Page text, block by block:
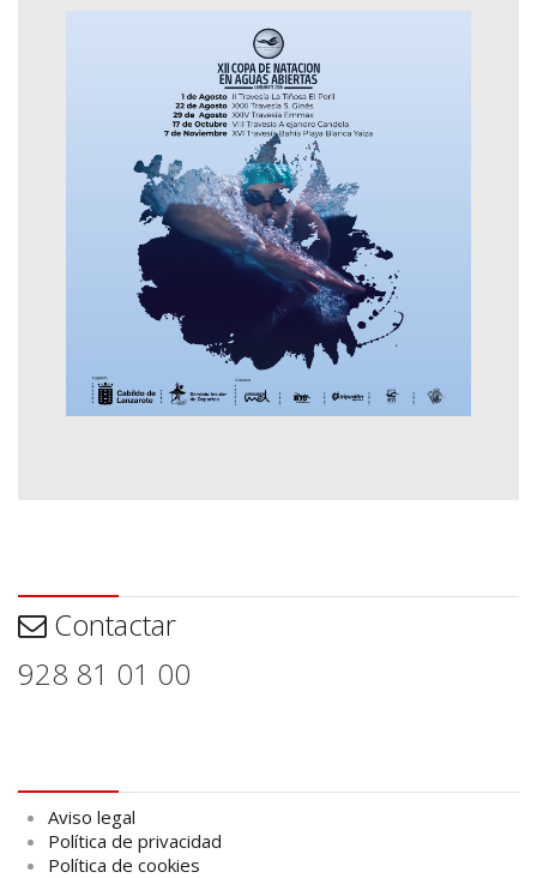
Contactar
928 81 01 00
Aviso legal
Política de privacidad
Política de cookies